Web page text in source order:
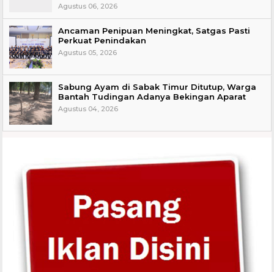
Agustus 06, 2026
Ancaman Penipuan Meningkat, Satgas Pasti
Perkuat Penindakan
Agustus 05, 2026
Sabung Ayam di Sabak Timur Ditutup, Warga
Bantah Tudingan Adanya Bekingan Aparat
Agustus 04, 2026